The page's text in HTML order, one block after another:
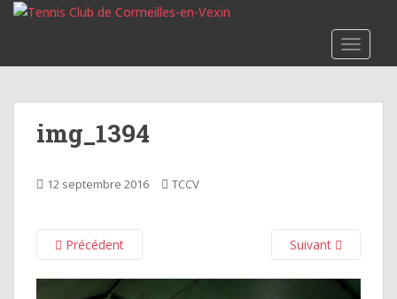
p
img_1394
12 septembre 2016 TCCV
Précédent Suivant